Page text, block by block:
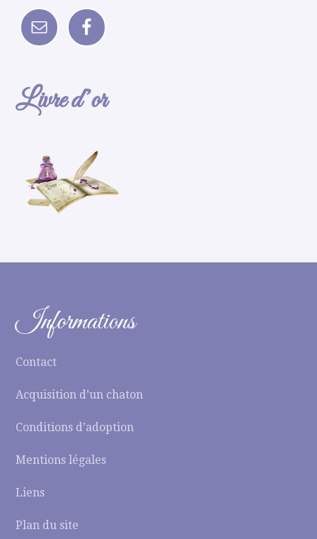
Livre d’or
Informations
Contact
Acquisition d’un chaton
Conditions d’adoption
Mentions légales
Liens
Plan du site